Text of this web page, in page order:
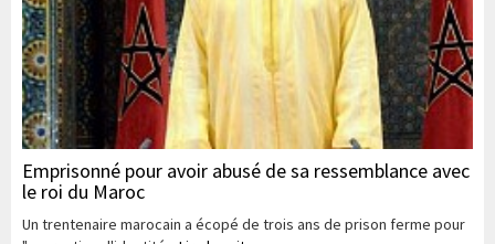
Emprisonné pour avoir abusé de sa ressemblance avec
le roi du Maroc
Un trentenaire marocain a écopé de trois ans de prison ferme pour